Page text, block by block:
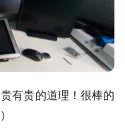
有贵的道理！很棒的